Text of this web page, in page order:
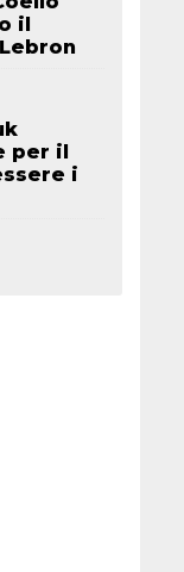
il
per il
i